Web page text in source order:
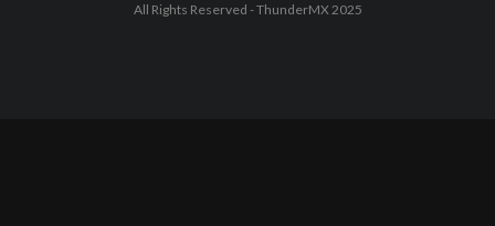
All Rights Reserved - ThunderMX 2025